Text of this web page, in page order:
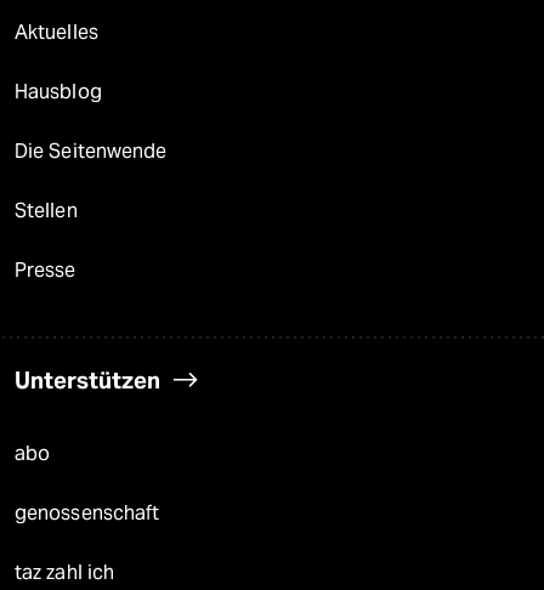
Aktuelles
Hausblog
Die Seitenwende
Stellen
Presse
Unterstützen
abo
genossenschaft
taz zahl ich